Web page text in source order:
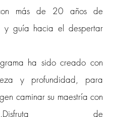
más de 20 años de
y guía hacia el despertar
ha sido creado con
y profundidad, para
caminar su maestría con
de